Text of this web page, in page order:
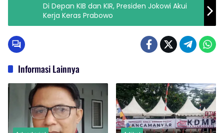
Di Depan KIB dan KIR, Presiden Jokowi Akui
Kerja Keras Prabowo
Informasi Lainnya